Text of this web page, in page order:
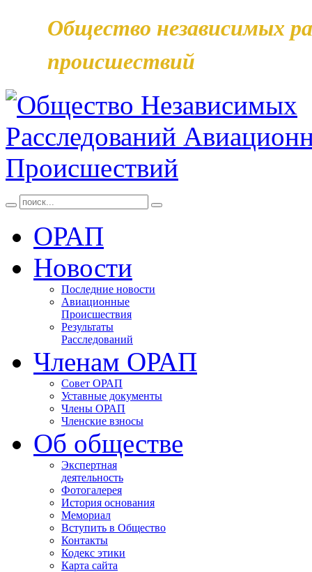
Общество независимых
происшествий
ОРАП
Новости
Последние новости
Авиационные
Происшествия
Результаты
Расследований
Членам ОРАП
Совет ОРАП
Уставные документы
Члены ОРАП
Членские взносы
Об обществе
Экспертная
деятельность
Фотогалерея
История основания
Мемориал
Вступить в Общество
Контакты
Кодекс этики
Карта сайта